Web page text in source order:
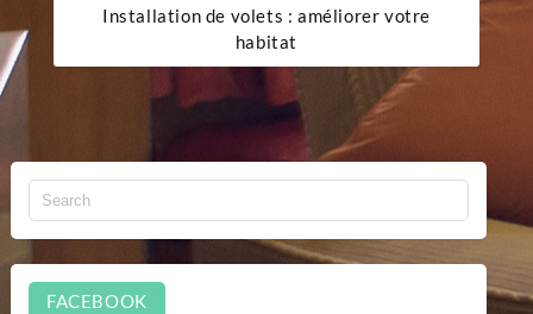
Installation de volets : améliorer votre
habitat
FACEBOOK